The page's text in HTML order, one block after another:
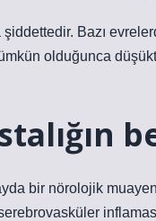
Bazı
olduğunca
bir nörolojik